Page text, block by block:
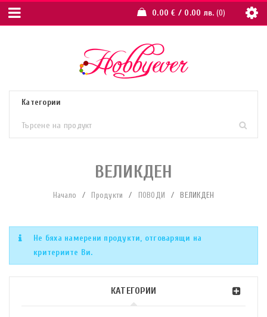
0.00€ / 0.00 лв. 0
ВЕЛИКДЕН
Начало / Продукти / ПОВОДИ / ВЕЛИКДЕН
КАТЕГОРИИ
Не бяха намерени продукти, отговарящи на
критериите Ви.